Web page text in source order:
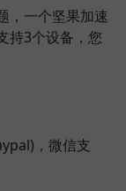
，一个坚果加速
持3个设备，您
，微信支